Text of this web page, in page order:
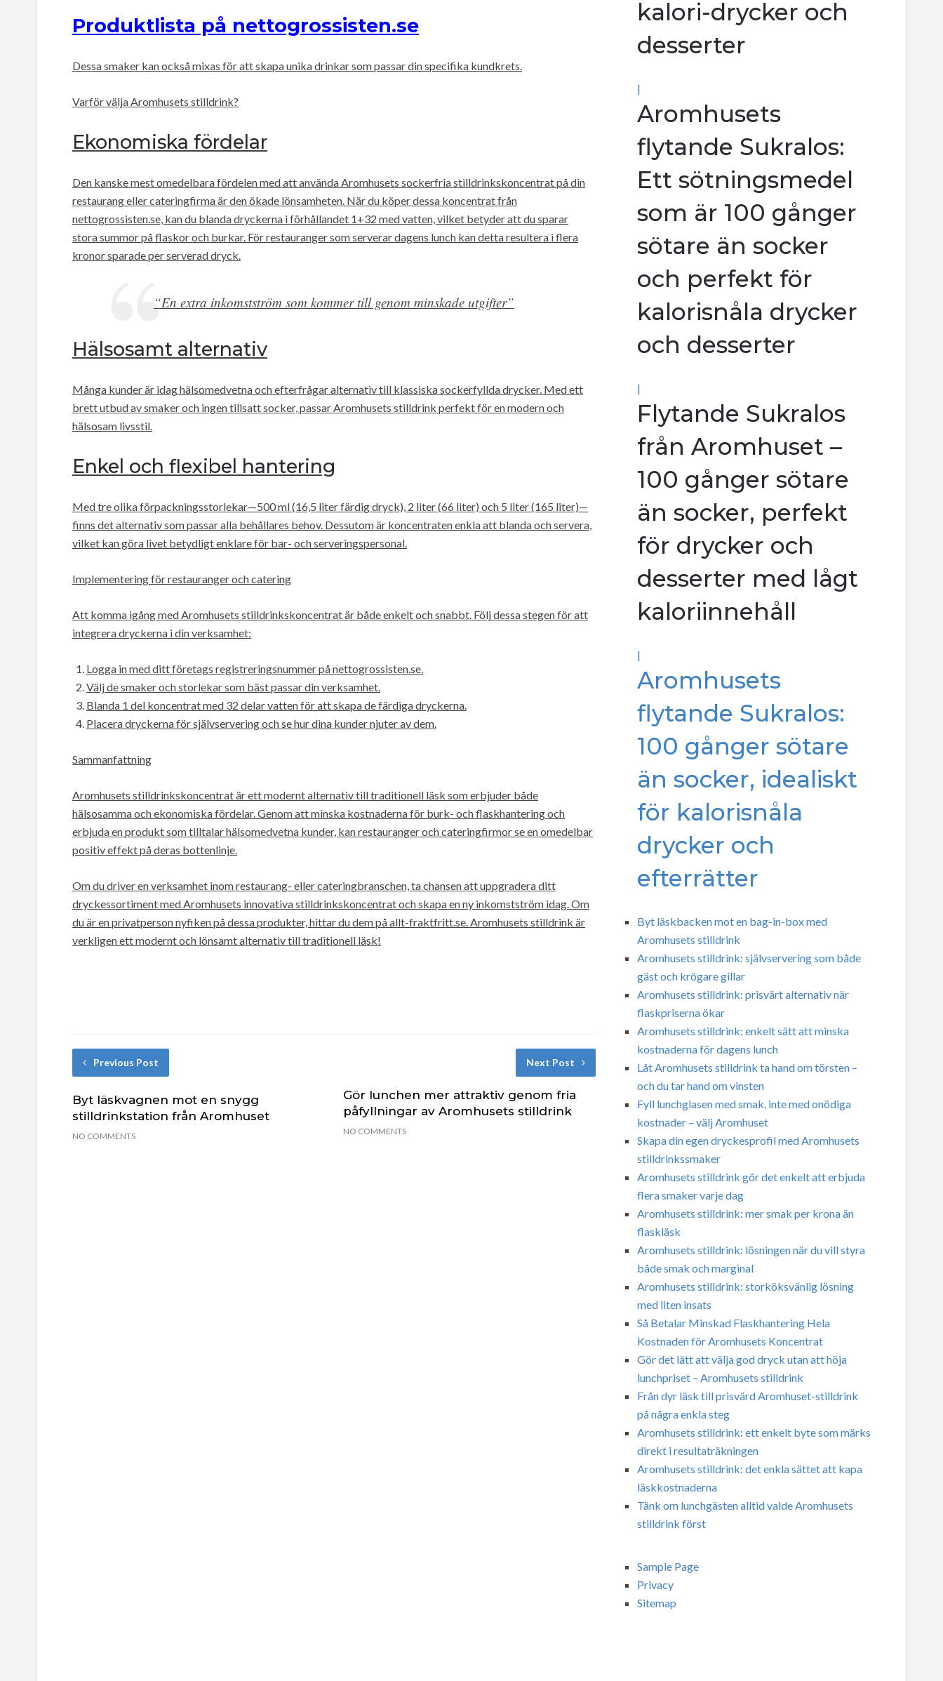
Produktlista på nettogrossisten.se
Dessa smaker kan också mixas för att skapa unika drinkar som passar din specifika kundkrets.
Varför välja Aromhusets stilldrink?
Ekonomiska fördelar
Den kanske mest omedelbara fördelen med att använda Aromhusets sockerfria stilldrinkskoncentrat på din
restaurang eller cateringfirma är den ökade lönsamheten. När du köper dessa koncentrat från
nettogrossisten.se, kan du blanda dryckerna i förhållandet 1+32 med vatten, vilket betyder att du sparar
stora summor på flaskor och burkar. För restauranger som serverar dagens lunch kan detta resultera i flera
kronor sparade per serverad dryck.
“En extra inkomstström som kommer till genom minskade utgifter”
Hälsosamt alternativ
Många kunder är idag hälsomedvetna och efterfrågar alternativ till klassiska sockerfyllda drycker. Med ett
brett utbud av smaker och ingen tillsatt socker, passar Aromhusets stilldrink perfekt för en modern och
hälsosam livsstil.
Enkel och flexibel hantering
Med tre olika förpackningsstorlekar—500 ml (16,5 liter färdig dryck), 2 liter (66 liter) och 5 liter (165 liter)—
finns det alternativ som passar alla behållares behov. Dessutom är koncentraten enkla att blanda och servera,
vilket kan göra livet betydligt enklare för bar- och serveringspersonal.
Implementering för restauranger och catering
Att komma igång med Aromhusets stilldrinkskoncentrat är både enkelt och snabbt. Följ dessa stegen för att
integrera dryckerna i din verksamhet:
Logga in med ditt företags registreringsnummer på nettogrossisten.se.
Välj de smaker och storlekar som bäst passar din verksamhet.
Blanda 1 del koncentrat med 32 delar vatten för att skapa de färdiga dryckerna.
Placera dryckerna för självservering och se hur dina kunder njuter av dem.
Sammanfattning
Aromhusets stilldrinkskoncentrat är ett modernt alternativ till traditionell läsk som erbjuder både
hälsosamma och ekonomiska fördelar. Genom att minska kostnaderna för burk- och flaskhantering och
erbjuda en produkt som tilltalar hälsomedvetna kunder, kan restauranger och cateringfirmor se en omedelbar
positiv effekt på deras bottenlinje.
Om du driver en verksamhet inom restaurang- eller cateringbranschen, ta chansen att uppgradera ditt
dryckessortiment med Aromhusets innovativa stilldrinkskoncentrat och skapa en ny inkomstström idag. Om
du är en privatperson nyfiken på dessa produkter, hittar du dem på allt-fraktfritt.se. Aromhusets stilldrink är
verkligen ett modernt och lönsamt alternativ till traditionell läsk!
Previous Post
Byt läskvagnen mot en snygg
stilldrinkstation från Aromhuset
NO COMMENTS
Next Post
Gör lunchen mer attraktiv genom fria
påfyllningar av Aromhusets stilldrink
NO COMMENTS
kalori-drycker och
desserter
|
Aromhusets
flytande Sukralos:
Ett sötningsmedel
som är 100 gånger
sötare än socker
och perfekt för
kalorisnåla drycker
och desserter
|
Flytande Sukralos
från Aromhuset –
100 gånger sötare
än socker, perfekt
för drycker och
desserter med lågt
kaloriinnehåll
|
Aromhusets
flytande Sukralos:
100 gånger sötare
än socker, idealiskt
för kalorisnåla
drycker och
efterrätter
Byt läskbacken mot en bag-in-box med
Aromhusets stilldrink
Aromhusets stilldrink: självservering som både
gäst och krögare gillar
Aromhusets stilldrink: prisvärt alternativ när
flaskpriserna ökar
Aromhusets stilldrink: enkelt sätt att minska
kostnaderna för dagens lunch
Låt Aromhusets stilldrink ta hand om törsten –
och du tar hand om vinsten
Fyll lunchglasen med smak, inte med onödiga
kostnader – välj Aromhuset
Skapa din egen dryckesprofil med Aromhusets
stilldrinkssmaker
Aromhusets stilldrink gör det enkelt att erbjuda
flera smaker varje dag
Aromhusets stilldrink: mer smak per krona än
flaskläsk
Aromhusets stilldrink: lösningen när du vill styra
både smak och marginal
Aromhusets stilldrink: storköksvänlig lösning
med liten insats
Så Betalar Minskad Flaskhantering Hela
Kostnaden för Aromhusets Koncentrat
Gör det lätt att välja god dryck utan att höja
lunchpriset – Aromhusets stilldrink
Från dyr läsk till prisvärd Aromhuset-stilldrink
på några enkla steg
Aromhusets stilldrink: ett enkelt byte som märks
direkt i resultaträkningen
Aromhusets stilldrink: det enkla sättet att kapa
läskkostnaderna
Tänk om lunchgästen alltid valde Aromhusets
stilldrink först
Sample Page
Privacy
Sitemap